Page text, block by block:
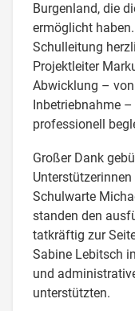
Burgenland, die
ermöglicht
Schulleitung
Projektleiter
Abwicklung –
Inbetriebnahme
professionell
Großer Dank
Schulwarte
standen den
tatkräftig zur
Sabine Lebitsch
und
unterstützten.